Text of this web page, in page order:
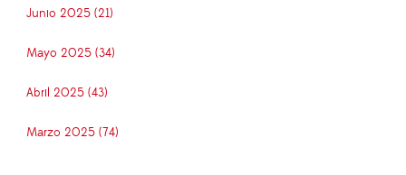
Junio 2025 (21)
Mayo 2025 (34)
Abril 2025 (43)
Marzo 2025 (74)